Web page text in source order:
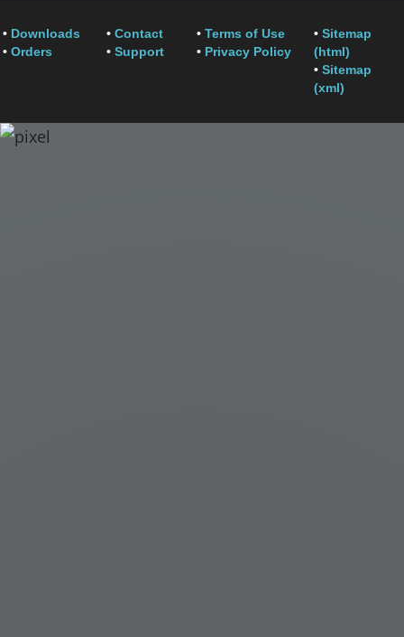
• Downloads
• Orders
• Contact
• Support
• Terms of Use
• Privacy Policy
• Sitemap
(html)
• Sitemap
(xml)